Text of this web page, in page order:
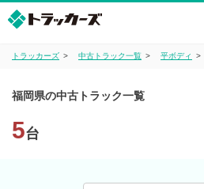
トラッカーズ 中古トラック一覧 平ボディ
福岡県の中古トラック一覧
5台